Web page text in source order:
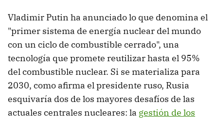
Vladimir Putin ha anunciado lo que denomina el
"primer sistema de energía nuclear del mundo
con un ciclo de combustible cerrado", una
tecnología que promete reutilizar hasta el 95%
del combustible nuclear. Si se materializa para
2030, como afirma el presidente ruso, Rusia
esquivaría dos de los mayores desafíos de las
actuales centrales nucleares: la gestión de los